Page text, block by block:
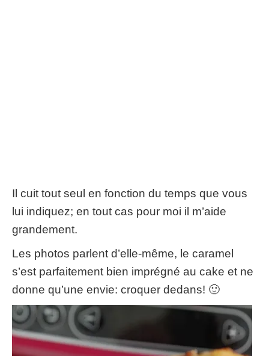
Il cuit tout seul en fonction du temps que vous
lui indiquez; en tout cas pour moi il m’aide
grandement.
Les photos parlent d’elle-même, le caramel
s’est parfaitement bien imprégné au cake et ne
donne qu’une envie: croquer dedans! 🙂